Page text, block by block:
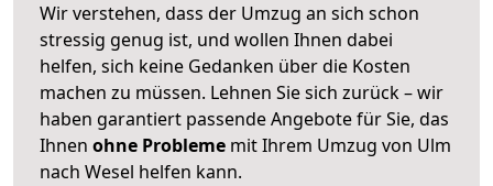
Wir verstehen, dass der Umzug an sich schon
stressig genug ist, und wollen Ihnen dabei
helfen, sich keine Gedanken über die Kosten
machen zu müssen. Lehnen Sie sich zurück – wir
haben garantiert passende Angebote für Sie, das
Ihnen ohne Probleme mit Ihrem Umzug von Ulm
nach Wesel helfen kann.